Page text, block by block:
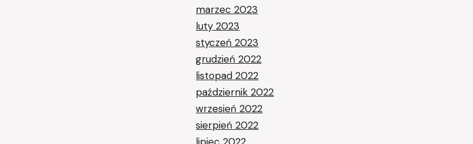
marzec 2023
luty 2023
styczeń 2023
grudzień 2022
listopad 2022
październik 2022
wrzesień 2022
sierpień 2022